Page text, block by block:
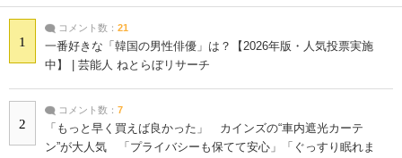
1
コメント数： 21
一番好きな「韓国の男性俳優」は？【2026年版・人気投票実施
中】 | 芸能人 ねとらぼリサーチ
2
コメント数： 7
「もっと早く買えば良かった」 カインズの“車内遮光カーテ
ン”が大人気 「プライバシーも保てて安心」「ぐっすり眠れま